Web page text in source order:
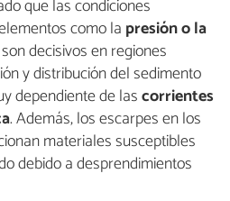
que las condiciones
como la presión o la
decisivos en regiones
y distribución del sedimento
dependiente de lascorrientes
. Además, los escarpes en los
materiales susceptibles
debido a desprendimientos